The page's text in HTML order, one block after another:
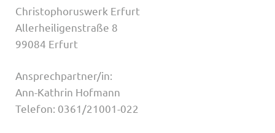
Christophoruswerk Erfurt
Allerheiligenstraße 8
99084 Erfurt
Ansprechpartner/in:
Ann-Kathrin Hofmann
Telefon: 0361/21001-022